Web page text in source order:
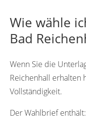
Wie wähle
Bad
Wenn Sie die
Reichenhall erhalten
Vollständigkeit.
Der Wahlbrief enthält: